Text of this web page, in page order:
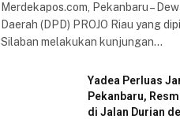
Merdekapos.com, Pekanbaru –
Daerah (DPD) PROJO Riau yang
Silaban melakukan kunjungan…
Yadea Perluas
Pekanbaru,
di Jalan Durian